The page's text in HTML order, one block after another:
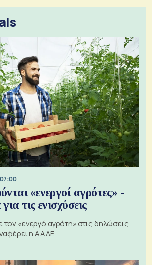
«ενεργοί αγρότες» -
τις ενισχύσεις
«ενεργό αγρότη» στις δηλώσεις
η ΑΑΔΕ